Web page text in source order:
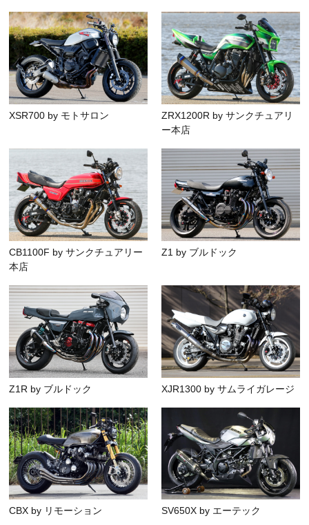
XSR700 by モトサロン
ZRX1200R by サンクチュアリ
ー本店
CB1100F by サンクチュアリー
本店
Z1 by ブルドック
Z1R by ブルドック XJR1300 by サムライガレージ
CBX by リモーション SV650X by エーテック